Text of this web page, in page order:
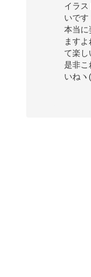
イラス
いです
本当に
ます
て楽し
是非こ
いねヽ